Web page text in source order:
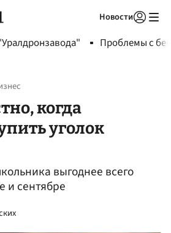
Новости
Проблемы с
когда
уголок
выгоднее всего
и сентябре